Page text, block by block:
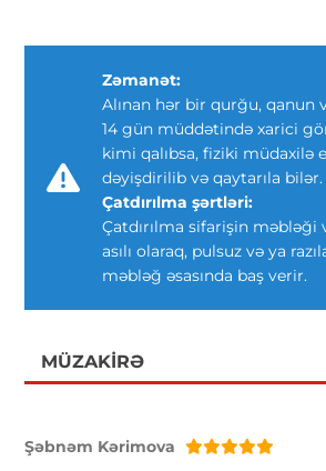
Zəmanət:
Alınan hər bir qurğu, qanun
14 gün müddətində xarici
kimi qalıbsa, fiziki müdaxilə
dəyişdirilib və qaytarıla bilər.
Çatdırılma şərtləri:
Çatdırılma sifarişin məbləği
asılı olaraq, pulsuz və ya
məbləğ əsasında baş verir.
MÜZAKIRƏ
Şəbnəm Kərimova